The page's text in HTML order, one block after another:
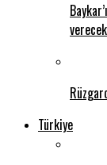
verecek
Türkiye